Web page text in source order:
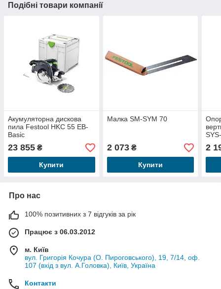
Подібні товари компанії
Акумуляторна дискова
пила Festool HKC 55 EB-
Basic
23 855 ₴
Купити
Малка SM-SYM 70
2 073₴
Купити
2
Про нас
100% позитивних з 7 відгуків за рік
Працює з 06.03.2012
м. Київ
вул. Григорія Кочура (О. Пироговського), 19, 7/14, оф.
107 (вхід з вул. А.Головка), Київ, Україна
Контакти